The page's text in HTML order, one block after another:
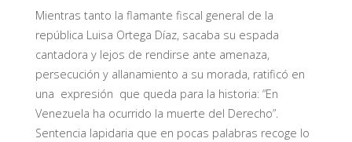
Mientras tanto la flamante fiscal general de la
república Luisa Ortega Díaz, sacaba su espada
cantadora y lejos de rendirse ante amenaza,
persecución y allanamiento a su morada, ratificó en
una expresión que queda para la historia: “En
Venezuela ha ocurrido la muerte del Derecho”.
Sentencia lapidaria que en pocas palabras recoge lo